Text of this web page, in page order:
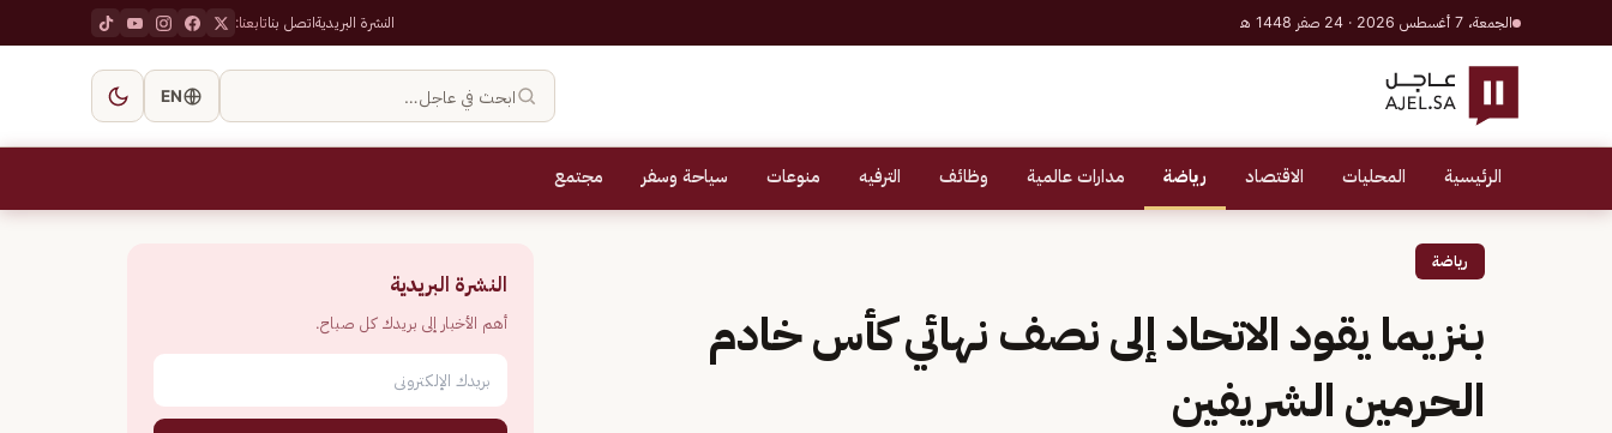
الجمعة، 7 أغسطس 2026 · 24 صفر 1448 هـ النشرة البريديةاتصل بناتابعنا:
ابحث في عاجل… EN
الرئيسية المحليات الاقتصاد رياضة مدارات عالمية وظائف الترفيه منوعات سياحة وسفر مجتمع
رياضة
بنزيما يقود الاتحاد إلى نصف نهائي كأس خادم
الحرمين الشريفين
النشرة البريدية
أهم الأخبار إلى بريدك كل صباح.